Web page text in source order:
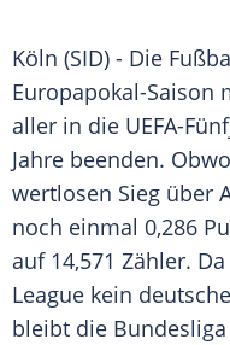
Köln (SID) - Die
Europapokal-Saison
aller in die UEFA-
Jahre beenden.
wertlosen Sieg über
noch einmal 0,286
auf 14,571 Zähler.
League kein
bleibt die